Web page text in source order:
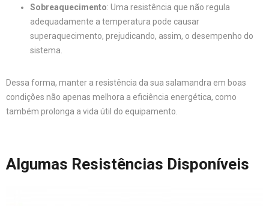
Sobreaquecimento: Uma resistência que não regula
adequadamente a temperatura pode causar
superaquecimento, prejudicando, assim, o desempenho do
sistema.
Dessa forma, manter a resistência da sua salamandra em boas
condições não apenas melhora a eficiência energética, como
também prolonga a vida útil do equipamento.
Algumas Resistências Disponíveis